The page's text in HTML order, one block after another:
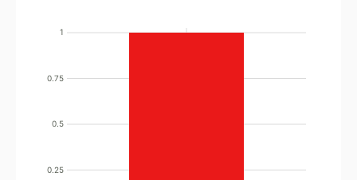
0.25
0.5
0.75
1